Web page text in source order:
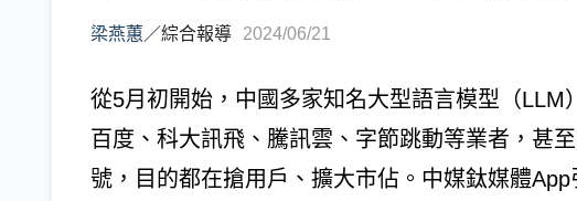
梁燕蕙 ／綜合報導 2024/06/21
從5月初開始，中國多家知名大型語言模型（LLM
百度、科大訊飛、騰訊雲、字節跳動等業者，甚
號，目的都在搶用戶、擴大市佔。中媒鈦媒體